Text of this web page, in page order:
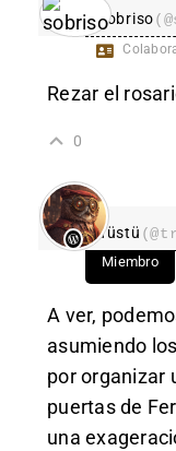
sobriso
Rezar el
0
Tüstü
Miembro
A ver,
asumiendo
por organizar
puertas de
una